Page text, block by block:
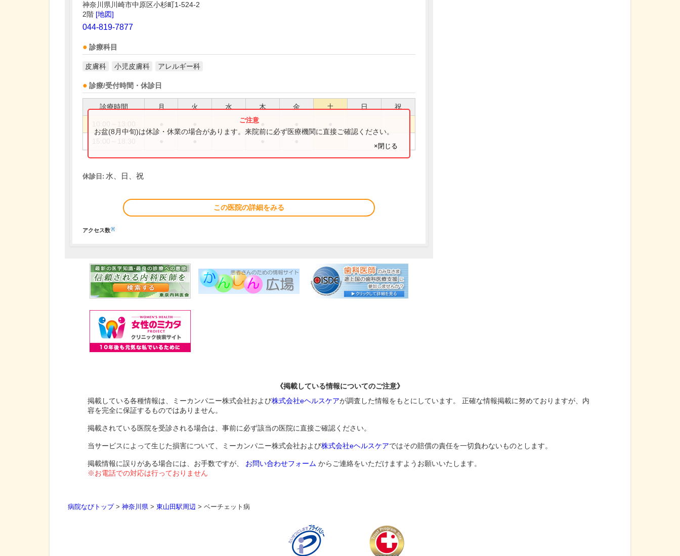
神奈川県川崎市中原区小杉町1-524-2
2階 [地図]
044-819-7877
診療科目
皮膚科 小児皮膚科 アレルギー科
診療/受付時間・休診日
診療時間 月 火 水 木 金 土 日 祝
お盆(8月中旬)は休診・休業の場合があります。来院前に必ず医療機関に直接ご確認ください。
×閉じる
休診日: 水、日、祝
この医院の詳細をみる
アクセス数※
《掲載している情報についてのご注意》
掲載している各種情報は、ミーカンパニー株式会社および株式会社eヘルスケアが調査した情報をもとにしています。 正確な情報掲載に努めておりますが、内
容を完全に保証するものではありません。
掲載されている医院を受診される場合は、事前に必ず該当の医院に直接ご確認ください。
当サービスによって生じた損害について、ミーカンパニー株式会社および株式会社eヘルスケアではその賠償の責任を一切負わないものとします。
掲載情報に誤りがある場合には、お手数ですが、 お問い合わせフォーム からご連絡をいただけますようお願いいたします。
※お電話での対応は行っておりません
病院なびトップ> 神奈川県 > 東山田駅周辺 > ベーチェット病